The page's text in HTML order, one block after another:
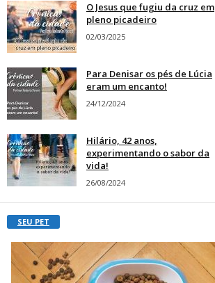
O Jesus que fugiu da cruz em
pleno picadeiro
02/03/2025
Para Denisar os pés de Lúcia
eram um encanto!
24/12/2024
Hilário, 42 anos,
experimentando o sabor da
vida!
26/08/2024
SEU PET